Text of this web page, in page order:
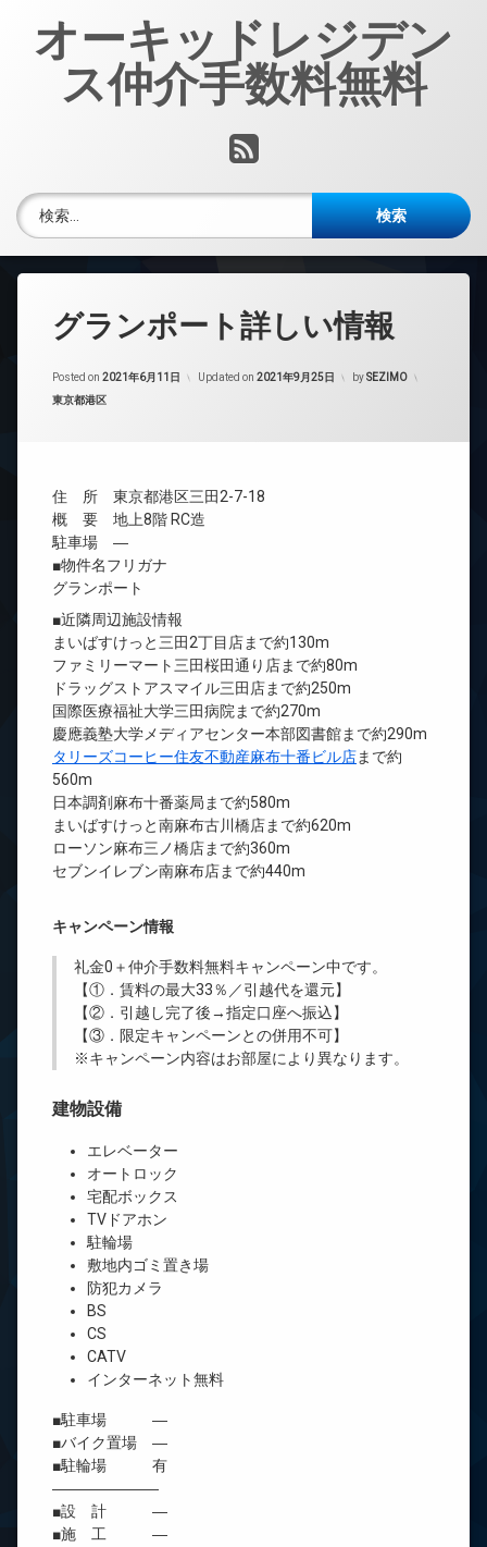
オーキッドレジデン
ス仲介手数料無料
RSS
検索:
グランポート詳しい情報
Posted on 2021年6月11日 Updated on 2021年9月25日 bySEZIMO
カテゴリー:
東京都港区
住 所 東京都港区三田2-7-18
概 要 地上8階 RC造
駐車場 ―
■物件名フリガナ
グランポート
■近隣周辺施設情報
まいばすけっと三田2丁目店まで約130m
ファミリーマート三田桜田通り店まで約80m
ドラッグストアスマイル三田店まで約250m
国際医療福祉大学三田病院まで約270m
慶應義塾大学メディアセンター本部図書館まで約290m
タリーズコーヒー住友不動産麻布十番ビル店まで約
560m
日本調剤麻布十番薬局まで約580m
まいばすけっと南麻布古川橋店まで約620m
ローソン麻布三ノ橋店まで約360m
セブンイレブン南麻布店まで約440m
キャンペーン情報
礼金0 ＋仲介手数料無料キャンペーン中です。
【①．賃料の最大33％／引越代を還元】
【②．引越し完了後→指定口座へ振込】
【③．限定キャンペーンとの併用不可】
※キャンペーン内容はお部屋により異なります。
建物設備
エレベーター
オートロック
宅配ボックス
TVドアホン
駐輪場
敷地内ゴミ置き場
防犯カメラ
BS
CS
CATV
インターネット無料
■駐車場 ―
■バイク置場 ―
■駐輪場 有
―――――――
■設 計 ―
■施 工 ―